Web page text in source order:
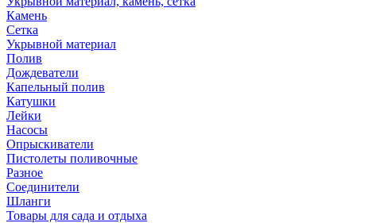
Камень
Сетка
Укрывной материал
Полив
Дождеватели
Капельный полив
Катушки
Лейки
Насосы
Опрыскиватели
Пистолеты поливочные
Разное
Соединители
Шланги
Товары для сада и отдыха